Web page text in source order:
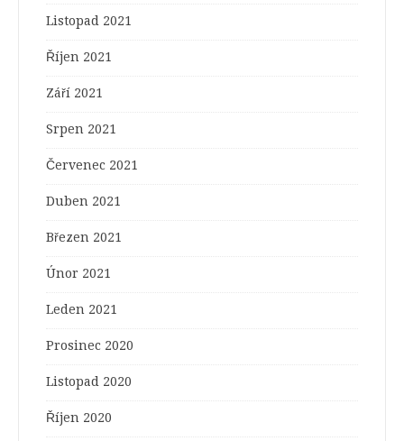
Listopad 2021
Říjen 2021
Září 2021
Srpen 2021
Červenec 2021
Duben 2021
Březen 2021
Únor 2021
Leden 2021
Prosinec 2020
Listopad 2020
Říjen 2020